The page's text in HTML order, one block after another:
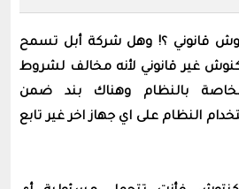
قانوني ؟! وهل شركة أبل تسمح
غير قانوني لأنه مخالف لشروط
الخاصة بالنظام وهناك بند ضمن
النظام على اي جهاز اخر غير تابع